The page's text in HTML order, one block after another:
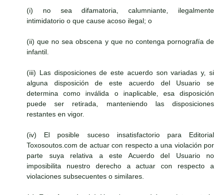
(i) no sea difamatoria, calumniante, ilegalmente
intimidatorio o que cause acoso ilegal; o
(ii) que no sea obscena y que no contenga pornografía de
infantil.
(iii) Las disposiciones de este acuerdo son variadas y, si
alguna disposición de este acuerdo del Usuario se
determina como inválida o inaplicable, esa disposición
puede ser retirada, manteniendo las disposiciones
restantes en vigor.
(iv) El posible suceso insatisfactorio para Editorial
Toxosoutos.com de actuar con respecto a una violación por
parte suya relativa a este Acuerdo del Usuario no
imposibilita nuestro derecho a actuar con respecto a
violaciones subsecuentes o similares.